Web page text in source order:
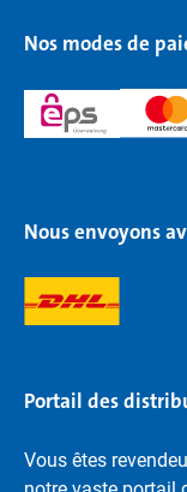
Nos modes de
Nous envoyons
Portail des
Vous êtes